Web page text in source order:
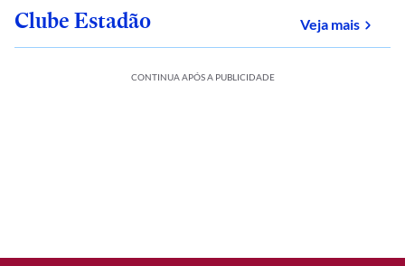
Clube Estadão Veja maissobre
CONTINUA APÓS A PUBLICIDADE